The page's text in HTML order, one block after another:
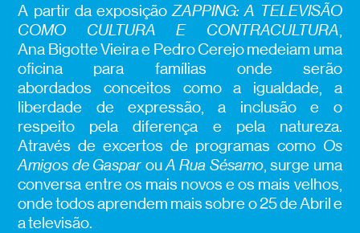
A partir da exposiçãoZAPPING: A TELEVISÃO
COMO CULTURA E CONTRACULTURA,
Ana Bigotte Vieira e Pedro Cerejo medeiam uma
oficina para famílias onde serão
abordados conceitos como a igualdade, a
liberdade de expressão, a inclusão e o
respeito pela diferença e pela natureza.
Através de excertos de programas como Os
Amigos de Gaspar ouA Rua Sésamo, surge uma
conversa entre os mais novos e os mais velhos,
onde todos aprendem mais sobre o 25 de Abril e
a televisão.